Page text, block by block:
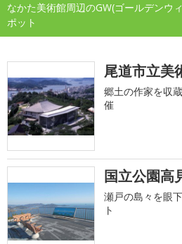
なかた美術館周辺のGW(ゴールデンウ
ポット
尾道市立美
郷土の作家を収
催
国立公園高
瀬戸の島々を眼
ト